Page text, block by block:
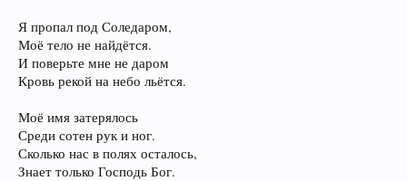
Я пропал под Соледаром,
Моё тело не найдётся.
И поверьте мне не даром
Кровь рекой на небо льётся.
Моё имя затерялось
Среди сотен рук и ног.
Сколько нас в полях осталось,
Знает только Господь Бог.